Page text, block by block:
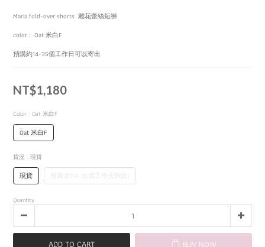
Maria fold-over shorts  雕花蕾絲短褲
color :  Oat 米白F
預購約14-35個工作日可以寄出
NT$1,180
Color : Oat 米白F
Oat 米白F
貨況 : 現貨
現貨 預購(約14-35個工作天到貨)
Quantity
ADD TO CART BUY NOW